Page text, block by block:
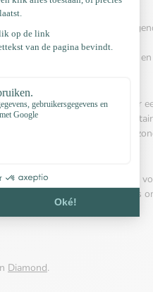
zijn in combinatie met
het eindbeeld.
kunnen de afwerking
en andere patronen. Voor
kies dan voor
duidelijke visuele aanwijzing
patroon. Test een kort stuk
Werk met korte proeflengtes
Diamond.